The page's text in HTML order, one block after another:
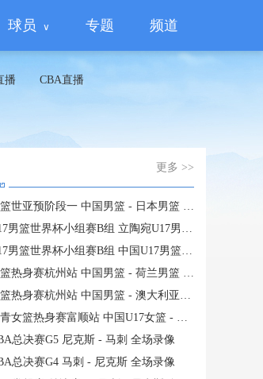
球员 专题 频道
播 CBA直播
更多 >>
亚预阶段一 中国男篮 - 日本男篮 全场录像
杯小组赛B组 立陶宛U17男篮 - 中国U17男篮 全场录像
界杯小组赛B组 中国U17男篮 - 加拿大U17男篮 录像
身赛杭州站 中国男篮 - 荷兰男篮 全场录像
赛杭州站 中国男篮 - 澳大利亚男篮 全场录像
赛富顺站 中国U17女篮 - 伏伊伏丁那女篮 全场录像
总决赛G5 尼克斯 - 马刺 全场录像
总决赛G4 马刺 - 尼克斯 全场录像